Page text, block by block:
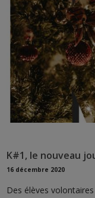
K#1, le nouveau
16 décembre 2020
Des élèves